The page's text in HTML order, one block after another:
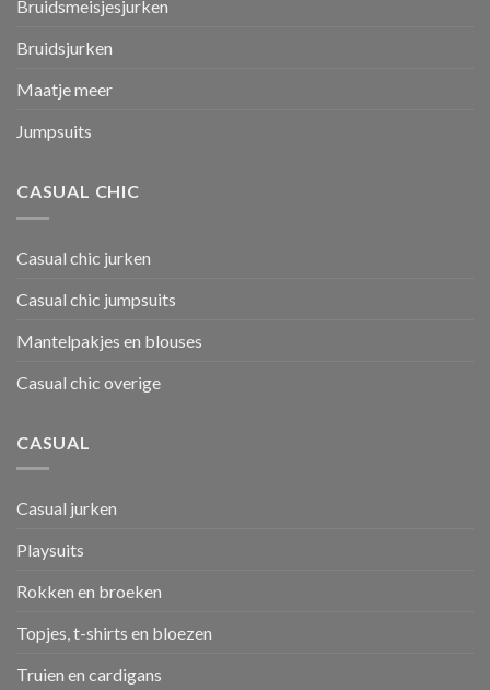
Bruidsmeisjesjurken
Bruidsjurken
Maatje meer
Jumpsuits
CASUAL CHIC
Casual chic jurken
Casual chic jumpsuits
Mantelpakjes en blouses
Casual chic overige
CASUAL
Casual jurken
Playsuits
Rokken en broeken
Topjes, t-shirts en bloezen
Truien en cardigans